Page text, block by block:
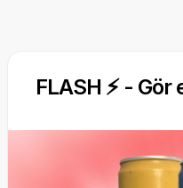
FLASH ⚡ -